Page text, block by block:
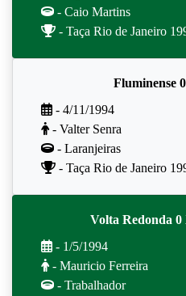
- Caio Martins
- Taça Rio de Janeiro
Fluminense
- 4/11/1994
- Valter Senra
- Laranjeiras
- Taça Rio de Janeiro
Volta Redonda 0
- 1/5/1994
- Mauricio Ferreira
- Trabalhador